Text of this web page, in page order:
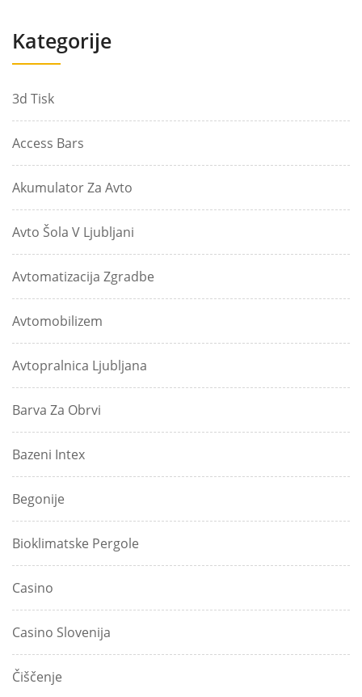
Kategorije
3d Tisk
Access Bars
Akumulator Za Avto
Avto Šola V Ljubljani
Avtomatizacija Zgradbe
Avtomobilizem
Avtopralnica Ljubljana
Barva Za Obrvi
Bazeni Intex
Begonije
Bioklimatske Pergole
Casino
Casino Slovenija
Čiščenje